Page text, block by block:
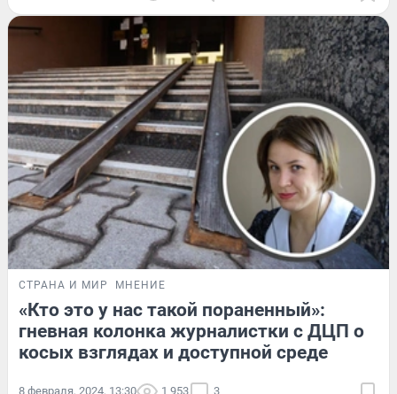
СТРАНА И МИР МНЕНИЕ
«Кто это у нас такой пораненный»:
гневная колонка журналистки с ДЦП о
косых взглядах и доступной среде
8 февраля, 2024, 13:30 1 953 3